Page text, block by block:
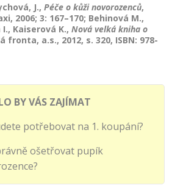
J., Péče o kůži novorozenců,
2006; 3: 167–170; Behinová M.,
Kaiserová K., Nová velká kniha o
fronta, a.s., 2012, s. 320, ISBN: 978-
BY VÁS ZAJÍMAT
potřebovat na 1. koupání?
ošetřovat pupík